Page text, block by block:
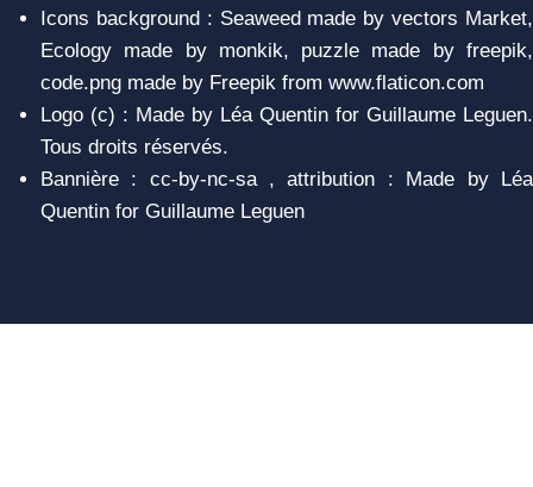
Icons background : Seaweed made by vectors Market,
Ecology made by monkik, puzzle made by freepik,
code.png made by Freepik from www.flaticon.com
Logo (c) : Made by Léa Quentin for Guillaume Leguen.
Tous droits réservés.
Bannière : cc-by-nc-sa , attribution : Made by Léa
Quentin for Guillaume Leguen